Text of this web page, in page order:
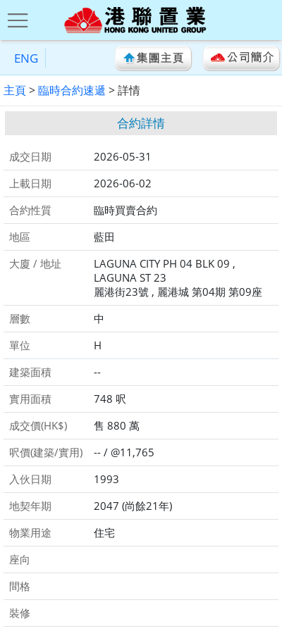
ENG
主頁>臨時合約速遞 > 詳情
合約詳情
成交日期
2026-05-31
上載日期
2026-06-02
合約性質
臨時買賣合約
地區
藍田
大廈 / 地址
LAGUNA CITY PH 04 BLK 09 ,
LAGUNA ST 23
麗港街23號 , 麗港城 第04期 第09座
層數
中
單位
H
建築面積
--
實用面積
748 呎
成交價(HK$)
售 880 萬
呎價(建築/實用)
-- / @11,765
入伙日期
1993
地契年期
2047 (尚餘21年)
物業用途
住宅
座向
間格
裝修